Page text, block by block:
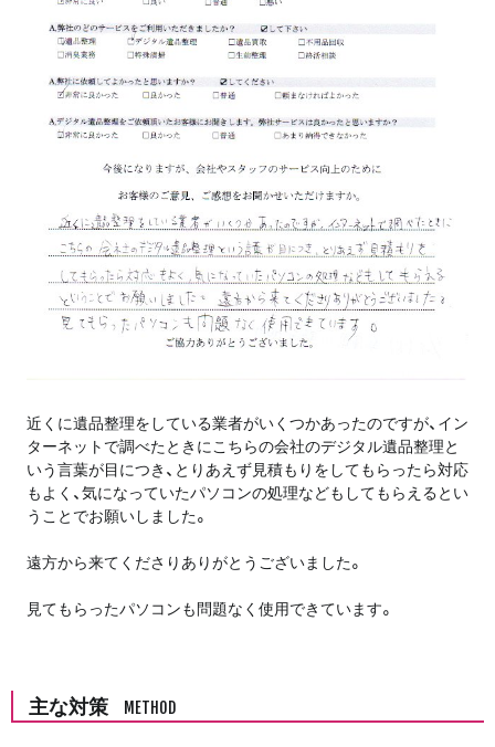
近くに遺品整理をしている業者がいくつかあったのですが、イン
ターネットで調べたときにこちらの会社のデジタル遺品整理と
いう言葉が目につき、とりあえず見積もりをしてもらったら対応
もよく、気になっていたパソコンの処理などもしてもらえるとい
うことでお願いしました。
遠方から来てくださりありがとうございました。
見てもらったパソコンも問題なく使用できています。
主な対策 METHOD